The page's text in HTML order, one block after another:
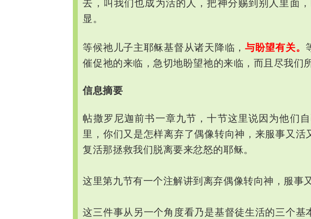
去，叫我们也成为活的人，把神分赐到别人里面
显。
等候祂 儿子主耶稣基督从诸天降临， 与盼望有关。
催促祂的来临，急切地盼望祂的来临，而且尽我们
信息摘要
帖撒罗尼迦前书一章九节，十节这里说因为他们
里，你们又是怎样离弃了偶像转向神，来服事又
复活那拯救我们脱离要来忿怒的耶稣。
这里第九节有一个注解讲到离弃偶像转向神，服事
这三件事从另一个角度看乃是基督徒生活的三个